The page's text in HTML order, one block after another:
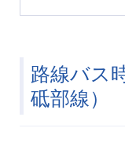
路線バス
砥部線）